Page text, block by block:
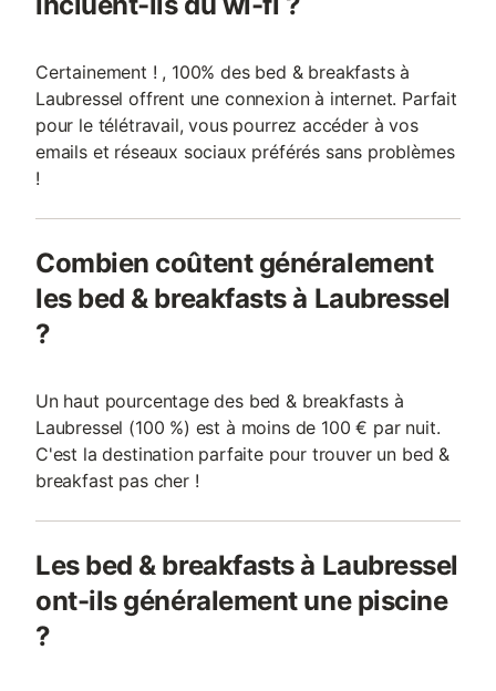
Certainement ! , 100% des bed & breakfasts à
Laubressel offrent une connexion à internet. Parfait
pour le télétravail, vous pourrez accéder à vos
emails et réseaux sociaux préférés sans problèmes
!
Combien coûtent généralement
les bed & breakfasts à Laubressel
?
Un haut pourcentage des bed & breakfasts à
Laubressel (100 %) est à moins de 100 € par nuit.
C'est la destination parfaite pour trouver un bed &
breakfast pas cher !
Les bed & breakfasts à Laubressel
ont-ils généralement une piscine
?